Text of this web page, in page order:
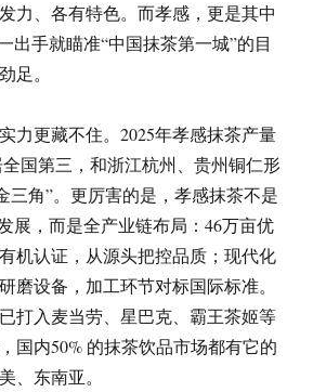
力、各有特色。而孝感，更是其中
出手就瞄准“中国抹茶第一城”的目
足。
力更藏不住。2025年孝感抹茶产量
国第三，和浙江杭州、贵州铜仁形
三角”。更厉害的是，孝感抹茶不是
展，而是全产业链布局：46万亩优
机认证，从源头把控品质；现代化
磨设备，加工环节对标国际标准。
打入麦当劳、星巴克、霸王茶姬等
国内50% 的抹茶饮品市场都有它的
、东南亚。